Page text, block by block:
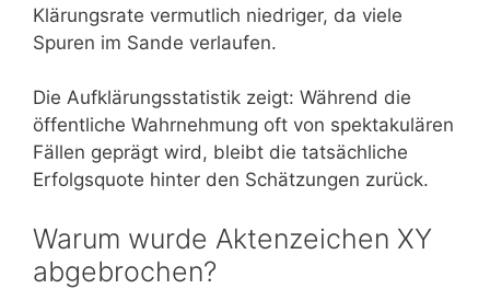
Klärungsrate vermutlich niedriger, da viele
Spuren im Sande verlaufen.
Die Aufklärungsstatistik zeigt: Während die
öffentliche Wahrnehmung oft von spektakulären
Fällen geprägt wird, bleibt die tatsächliche
Erfolgsquote hinter den Schätzungen zurück.
Warum wurde Aktenzeichen XY
abgebrochen?